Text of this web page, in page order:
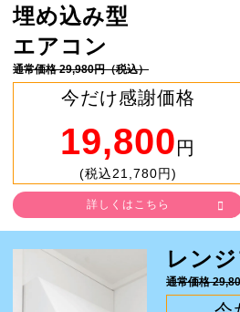
埋め込み型
エアコン
通常価格 29,980円（税込）
今だけ感謝価格
19,800 円
(税込21,780円)
詳しくはこちら
レン
通常価格